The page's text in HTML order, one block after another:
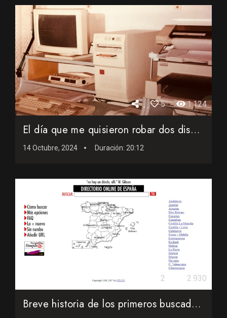
5 1.124
El día que me quisieron robar dos discos duros en 1991
14 Octubre, 2024 Duración: 20:12
2 2.930
Breve historia de los primeros buscadores web en Internet